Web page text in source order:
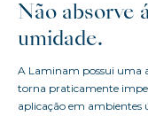
Não absorve
umidade.
A Laminam possui uma
torna praticamente
aplicação em ambientes